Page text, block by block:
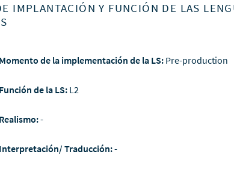
IMPLANTACIÓN Y FUNCIÓN DE LAS
Momento de la implementación de la LS: Pre-production
Función de la LS: L2
Realismo:-
Interpretación/ Traducción:-